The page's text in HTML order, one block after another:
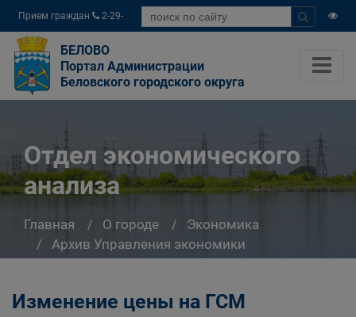
Прием граждан
2-29-
04
БЕЛОВО
Портал Администрации
Беловского городского округа
Отдел экономического
анализа
Главная О городе
Экономика
Архив Управления экономики
Отдел экономического анализа
Изменение цены на ГСМ